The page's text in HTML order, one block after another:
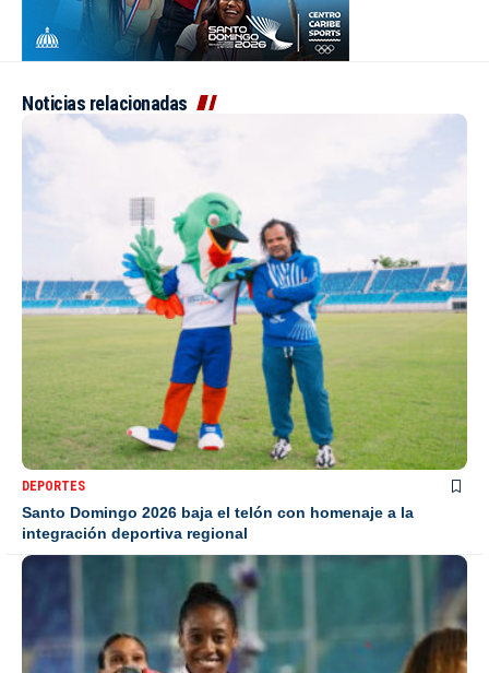
Noticias relacionadas
DEPORTES
Santo Domingo 2026 baja el telón con homenaje a la
integración deportiva regional